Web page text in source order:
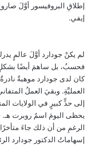
إطلاقِ البروفيسور أوَّلَ
إيفي.
لم يكنْ جودارد أوَّلَ عالمٍ
فحسبُ، بل ساهمَ أيضًا
كان لدى جودارد موهبةٌ
العمليَّةِ. وبقيَ العملُ
إلى حدٍّ كبيرٍ في الولايات
يحظى اليومَ اسمُ روبرت هـ.
الرغمِ من أن ذلك جاءَ متأخرًا
إسهاماتُ الدكتور جودارد